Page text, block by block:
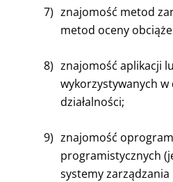
7) znajomość metod
metod oceny
8) znajomość aplikacji
wykorzystywanych
działalności;
9) znajomość
programistycznych
systemy